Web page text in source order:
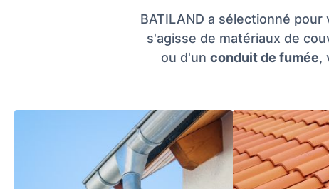
BATILAND a sélectionné
s'agisse de matériaux de
ou d'un conduit de fumée,